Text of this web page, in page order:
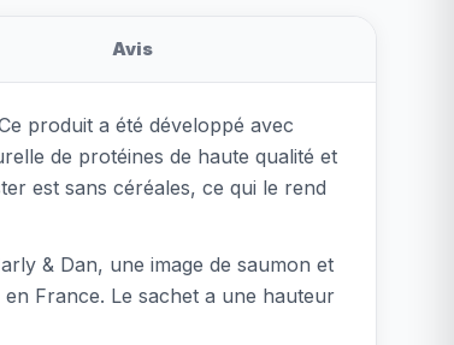
Avis
produit a été développé avec
de protéines de haute qualité et
est sans céréales, ce qui le rend
& Dan, une image de saumon et
France. Le sachet a une hauteur